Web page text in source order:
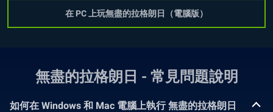
在 PC 上玩無盡的拉格朗日（電腦版）
無盡的拉格朗日 - 常見問題說明
如何在 Windows 和 Mac 電腦上執行 無盡的拉格朗日